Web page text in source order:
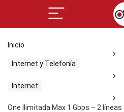
Inicio
Internet y Telefonía
Internet
One Ilimitada Max 1 Gbps – 2 líneas